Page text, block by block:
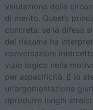
valutazione delle
di merito. Questo
concreta: se la difesa
del riesame ha
conversazioni
vizio logico nella
per aspecificità. E lo
un’argomentazione
riprodurre lunghi